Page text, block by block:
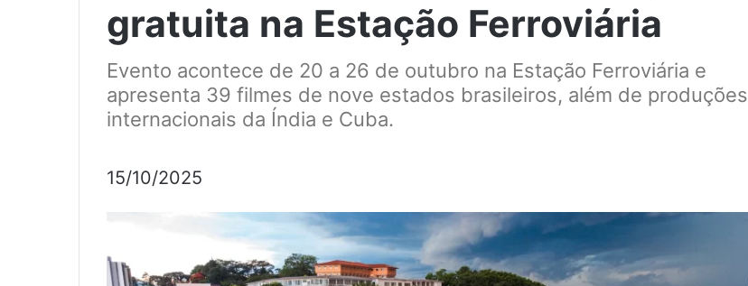
gratuita na Estação Ferroviária
Evento acontece de 20 a 26 de outubro na Estação Ferroviária e
apresenta 39 filmes de nove estados brasileiros, além de produções
internacionais da Índia e Cuba.
15/10/2025